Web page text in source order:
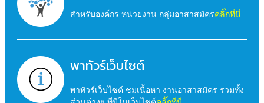
สำหรับองค์กร หน่วยงาน กลุ่มอาสาสมัครคลิ๊กที่นี่
พาทัวร์เว็บไซต์
พาทัวร์เว็บไซต์ ชมเนื้อหา งานอาสาสมัคร รวมทั้ง